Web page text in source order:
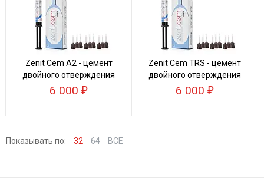
Zenit Cem А2 - цемент
двойного отверждения
6 000
Zenit Cem TRS - цемент
двойного отверждения
6 000
Показывать по: 32 64 ВСЕ